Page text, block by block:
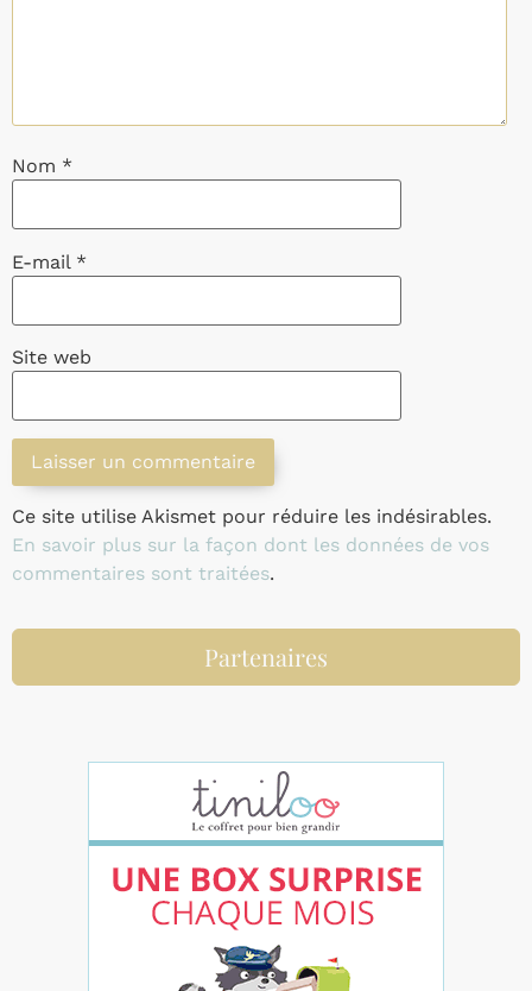
Nom *
E-mail *
Site web
Ce site utilise Akismet pour réduire les indésirables.
En savoir plus sur la façon dont les données de vos
commentaires sont traitées.
Partenaires